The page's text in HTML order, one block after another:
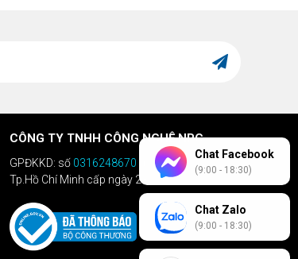
CÔNG TY TNHH CÔNG NGHỆ NPC
GPĐKKD: số 0316248670 do Sở KHĐT
Tp.Hồ Chí Minh cấp ngày 28/04/2020
Chat Facebook
(9:00 - 18:30)
Chat Zalo
(9:00 - 18:30)